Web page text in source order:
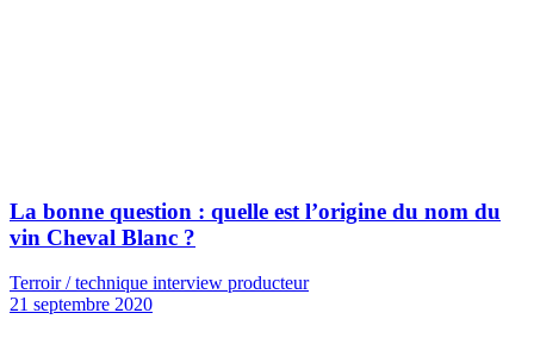
La bonne question : quelle est l’origine du nom du
vin Cheval Blanc ?
Terroir / technique interview producteur
21 septembre 2020